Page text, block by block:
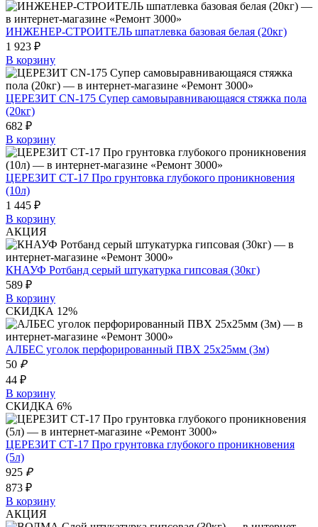
ИНЖЕНЕР-СТРОИТЕЛЬ шпатлевка базовая белая (20кг)
1 923 ₽
В корзину
ЦЕРЕЗИТ CN-175 Супер самовыравнивающаяся стяжка пола
(20кг)
682 ₽
В корзину
ЦЕРЕЗИТ СТ-17 Про грунтовка глубокого проникновения
(10л)
1 445 ₽
В корзину
АКЦИЯ
КНАУФ Ротбанд серый штукатурка гипсовая (30кг)
589 ₽
В корзину
СКИДКА 12%
АЛБЕС уголок перфорированный ПВХ 25x25мм (3м)
50 ₽
44 ₽
В корзину
СКИДКА 6%
ЦЕРЕЗИТ СТ-17 Про грунтовка глубокого проникновения
(5л)
925 ₽
873 ₽
В корзину
АКЦИЯ